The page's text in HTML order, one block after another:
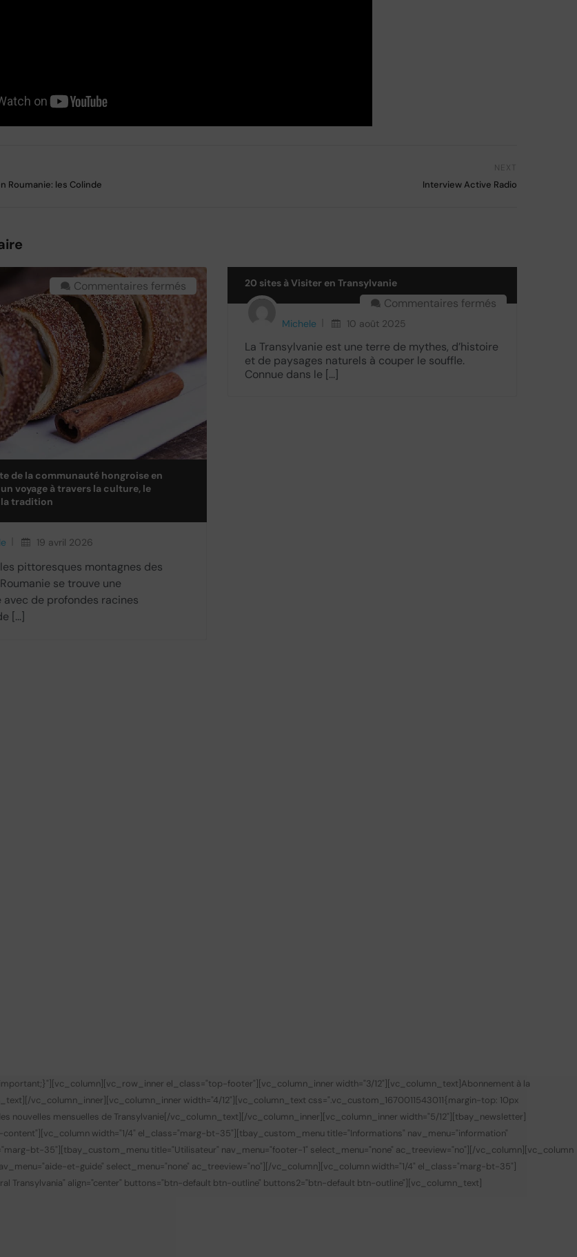
Roumanie: les Colinde
NEXT
Interview Active Radio
Commentaires fermés
de la communauté hongroise en
voyage à travers la culture, le
tradition
19 avril 2026
pittoresques montagnes des
se trouve une
avec de profondes racines
[...]
Commentaires fermés
20 sites à Visiter en Transylvanie
Michele 10 août 2025
La Transylvanie est une terre de mythes, d’histoire
et de paysages naturels à couper le souffle.
Connue dans le [...]
el_class="top-footer"][vc_column_inner width="3/12"][vc_column_text] Abonnement à la
vc_column_inner][vc_column_inner width="4/12"][vc_column_text css=".vc_custom_1670011543011{margin-top: 10px
nouvelles mensuelles de Transylvanie [/vc_column_text][/vc_column_inner][vc_column_inner width="5/12"][tbay_newsletter]
width="1/4" el_class="marg-bt-35"][tbay_custom_menu title="Informations" nav_menu="information"
bt-35"][tbay_custom_menu title="Utilisateur" nav_menu="footer-1" select_menu="none" ac_treeview="no"][/vc_column][vc_column
et-guide" select_menu="none" ac_treeview="no"][/vc_column][vc_column width="1/4" el_class="marg-bt-35"]
Transylvania" align="center" buttons="btn-default btn-outline" buttons2="btn-default btn-outline"][vc_column_text]